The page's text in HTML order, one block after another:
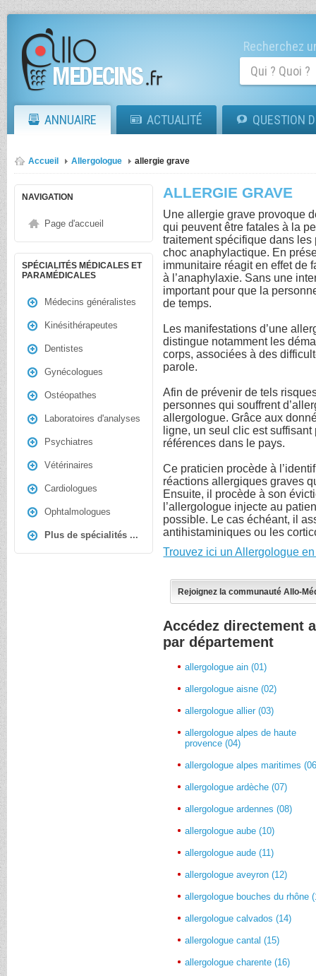
Recherchez
ANNUAIRE ACTUALITÉ QUESTION
Accueil Allergologue allergie grave
NAVIGATION
Page d'accueil
SPÉCIALITÉS MÉDICALES ET
PARAMÉDICALES
Médecins généralistes
Kinésithérapeutes
Dentistes
Gynécologues
Ostéopathes
Laboratoires d'analyses
Psychiatres
Vétérinaires
Cardiologues
Ophtalmologues
Plus de spécialités ...
ALLERGIE GRAVE
Une allergie grave provoque
qui peuvent être fatales à la
traitement spécifique dans
choc anaphylactique. En
immunitaire réagit en effet de
à l’anaphylaxie. Sans une
important pour que la
de temps.
Les manifestations d’une
distingue notamment les
corps, associées à des
parole.
Afin de prévenir de tels
personnes qui souffrent
allergologue. Grâce aux
ligne, un seul clic est
références dans le pays.
Ce praticien procède à
réactions allergiques graves
Ensuite, il procède à son
l’allergologue injecte au
possible. Le cas échéant, il
antihistaminiques ou les
Trouvez ici un Allergologue
Rejoignez la communauté Allo-
Accédez directement
par département
allergologue ain (01)
allergologue aisne (02)
allergologue allier (03)
allergologue alpes de haute
provence (04)
allergologue alpes maritimes
allergologue ardèche (07)
allergologue ardennes (08)
allergologue aube (10)
allergologue aude (11)
allergologue aveyron (12)
allergologue bouches du rhône
allergologue calvados (14)
allergologue cantal (15)
allergologue charente (16)